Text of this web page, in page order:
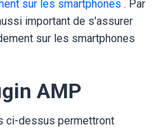
sur les smartphones . Par
important de s'assurer
sur les smartphones
AMP
ci-dessus permettront